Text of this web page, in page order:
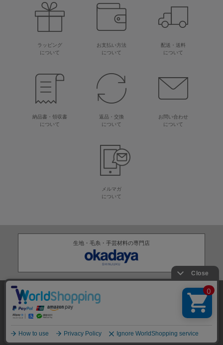
ラッピング
について
お支払い方法
について
配送・送料
について
納品書・領収書
について
返品・交換
について
お問い合わせ
について
メルマガ
について
生地・毛糸・手芸材料の専門店
株式会社オカダヤ
特定商取引法に基づく表記 サイトマップ
2012-2026OKADAYA CO.,LTD.